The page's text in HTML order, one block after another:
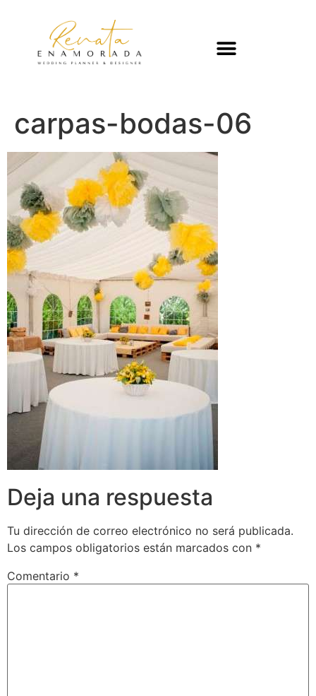
carpas-bodas-06
Deja una respuesta
Tu dirección de correo electrónico no será publicada.
Los campos obligatorios están marcados con *
Comentario *